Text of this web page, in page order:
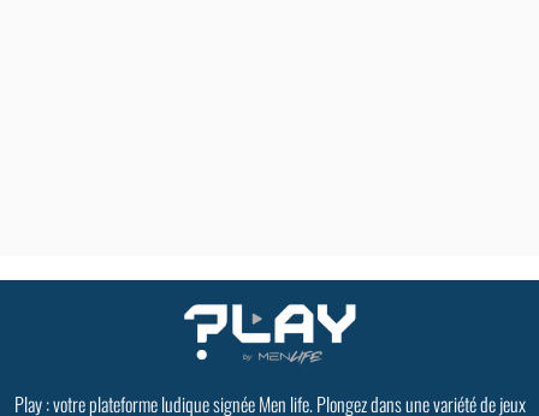
Play : votre plateforme ludique signée Men life. Plongez dans une variété de jeux